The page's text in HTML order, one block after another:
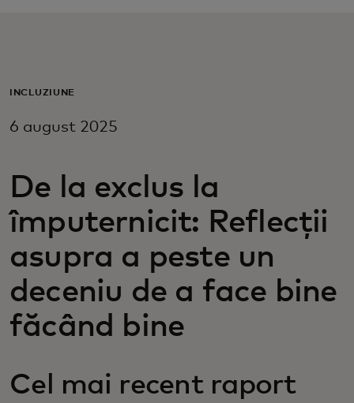
Pentru întreaga lume
Pentru inovatori
Știri și tendințe
INCLUZIUNE
6 august 2025
De la exclus la
împuternicit: Reflecții
asupra a peste un
deceniu de a face bine
făcând bine
Cel mai recent raport